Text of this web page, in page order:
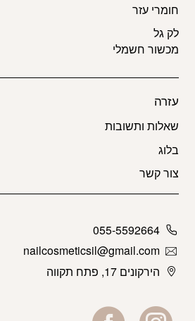
חומרי עזר
לק גל
מכשור חשמלי
עזרה
שאלות ותשובות
בלוג
צור קשר
055-5592664
nailcosmeticsil@gmail.com
הירקונים 17, פתח תקווה